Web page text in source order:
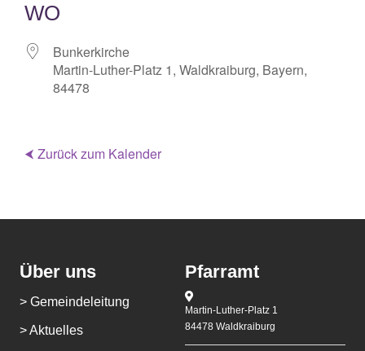
WO
Bunkerkirche
Martin-Luther-Platz 1, Waldkraiburg, Bayern,
84478
⮜ Zurück zum Kalender
Über uns
> Gemeindeleitung
> Aktuelles
Pfarramt
Martin-Luther-Platz 1
84478 Waldkraiburg